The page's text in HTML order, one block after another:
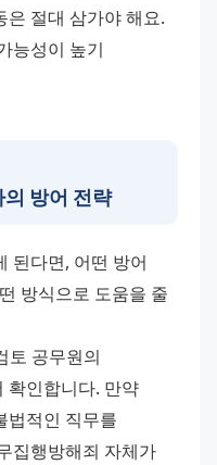
은 절대 삼가야 해요.
능성이 높기
의 방어 전략
된다면, 어떤 방어
방식으로 도움을 줄
토 공무원의
확인합니다. 만약
법적인 직무를
집행방해죄 자체가